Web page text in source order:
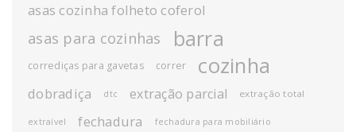
asas cozinha folheto coferol
asas para cozinhas barra
corrediças para gavetas correr cozinha
dobradiça dtc extração parcial extração total
extraível fechadura fechadura para mobiliário